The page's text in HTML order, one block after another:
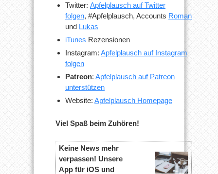
Twitter: Apfelplausch auf Twitter
folgen, #Apfelplausch, Accounts Roman
und Lukas
iTunes Rezensionen
Instagram: Apfelplausch auf Instagram
folgen
Patreon: Apfelplausch auf Patreon
unterstützen
Website: Apfelplausch Homepage
Viel Spaß beim Zuhören!
Keine News mehr
verpassen! Unsere
App für iOS und